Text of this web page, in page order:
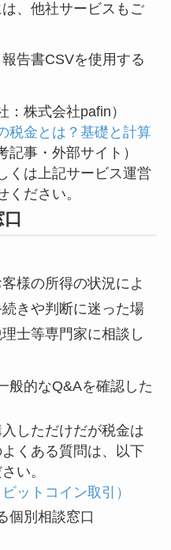
、他社サービスもご
告書CSVを使用する
：株式会社pafin）
税金とは？基礎と計算
記事・外部サイト）
くは上記サービス運営
ださい。
様の所得の状況によ
きや判断に迷った場
士等専門家に相談し
般的なQ&Aを確認した
入しただけだが税金は
くある質問は、以下
い。
ットコイン取引）
個別相談窓口